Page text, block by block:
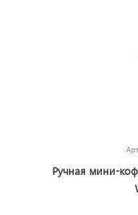
Ручная мини-